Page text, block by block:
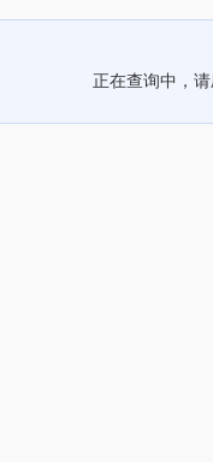
正在查询中，